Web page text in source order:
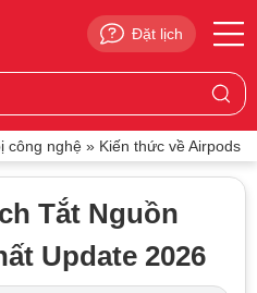
Đặt lịch
công nghệ» Kiến thức về Airpods
Tắt Nguồn
Update 2026